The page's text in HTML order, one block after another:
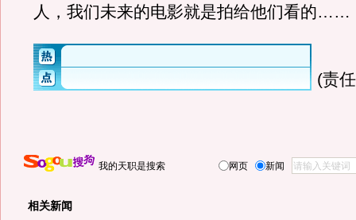
人，我们未来的电影就是拍给他们看的……
(责
我的天职是搜索 网页 新闻
相关新闻